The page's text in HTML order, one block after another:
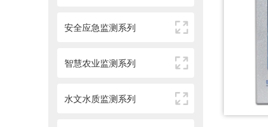
安全应急监测系列
智慧农业监测系列
水文水质监测系列